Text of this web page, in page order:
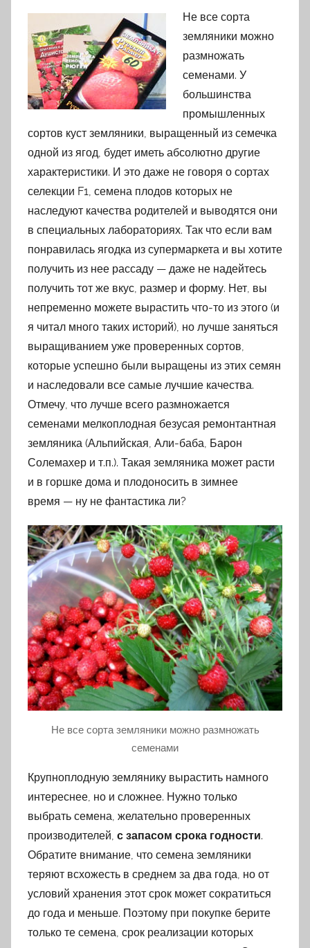
Не все сорта
земляники можно
размножать
семенами. У
большинства
промышленных
сортов куст земляники, выращенный из семечка
одной из ягод, будет иметь абсолютно другие
характеристики. И это даже не говоря о сортах
селекции F1, семена плодов которых не
наследуют качества родителей и выводятся они
в специальных лабораториях. Так что если вам
понравилась ягодка из супермаркета и вы хотите
получить из нее рассаду — даже не надейтесь
получить тот же вкус, размер и форму. Нет, вы
непременно можете вырастить что-то из этого (и
я читал много таких историй), но лучше заняться
выращиванием уже проверенных сортов,
которые успешно были выращены из этих семян
и наследовали все самые лучшие качества.
Отмечу, что лучше всего размножается
семенами мелкоплодная безусая ремонтантная
земляника (Альпийская, Али-баба, Барон
Солемахер и т.п.). Такая земляника может расти
и в горшке дома и плодоносить в зимнее
время — ну не фантастика ли?
Не все сорта земляники можно размножать
семенами
Крупноплодную землянику вырастить намного
интереснее, но и сложнее. Нужно только
выбрать семена, желательно проверенных
производителей, с запасом срока годности.
Обратите внимание, что семена земляники
теряют всхожесть в среднем за два года, но от
условий хранения этот срок может сократиться
до года и меньше. Поэтому при покупке берите
только те семена, срок реализации которых